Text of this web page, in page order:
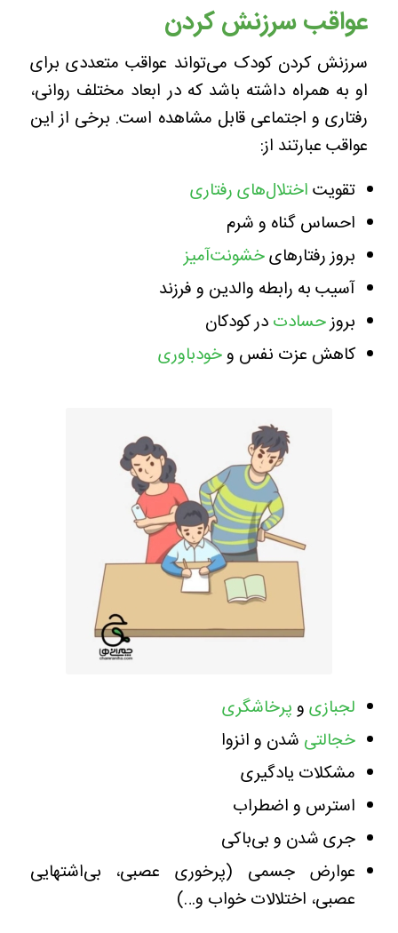
عواقب سرزنش کردن
سرزنش کردن کودک می‌تواند عواقب متعددی برای
او به همراه داشته باشد که در ابعاد مختلف روانی،
رفتاری و اجتماعی قابل مشاهده است. برخی از این
عواقب عبارتند از:
تقویتاختلال‌های رفتاری
احساس گناه و شرم
بروز رفتارهایخشونت‌آمیز
آسیب به رابطه والدین و فرزند
بروزحسادتدر کودکان
کاهش عزت نفس وخودباوری
لجبازیوپرخاشگری
خجالتی شدن و انزوا
مشکلات یادگیری
استرس و اضطراب
جری شدن و بی‌باکی
عوارض جسمی (پرخوری عصبی، بی‌اشتهایی
عصبی، اختلالات خواب و…)